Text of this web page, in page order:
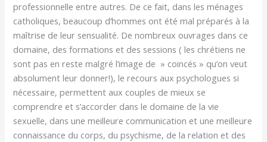
professionnelle entre autres. De ce fait, dans les ménages
catholiques, beaucoup d’hommes ont été mal préparés à la
maîtrise de leur sensualité. De nombreux ouvrages dans ce
domaine, des formations et des sessions ( les chrétiens ne
sont pas en reste malgré l’image de » coincés » qu’on veut
absolument leur donner!), le recours aux psychologues si
nécessaire, permettent aux couples de mieux se
comprendre et s’accorder dans le domaine de la vie
sexuelle, dans une meilleure communication et une meilleure
connaissance du corps, du psychisme, de la relation et des